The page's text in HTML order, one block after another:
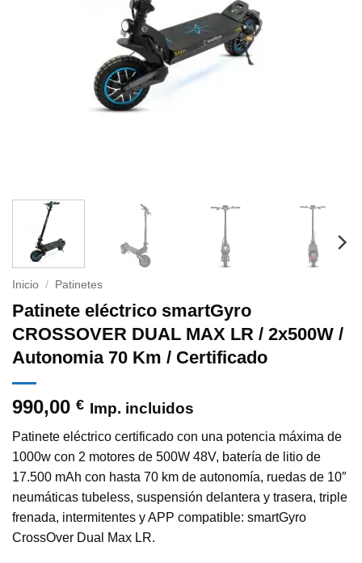
Inicio / Patinetes
Patinete eléctrico smartGyro
CROSSOVER DUAL MAX LR / 2x500W /
Autonomia 70 Km / Certificado
990,00 € Imp. incluidos
Patinete eléctrico certificado con una potencia máxima de
1000w con 2 motores de 500W 48V, batería de litio de
17.500 mAh con hasta 70 km de autonomía, ruedas de 10″
neumáticas tubeless, suspensión delantera y trasera, triple
frenada, intermitentes y APP compatible: smartGyro
CrossOver Dual Max LR.